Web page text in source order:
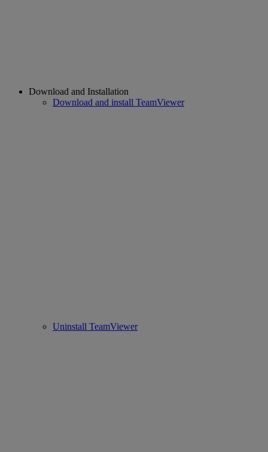
Download and Installation
Download and install TeamViewer
Uninstall TeamViewer